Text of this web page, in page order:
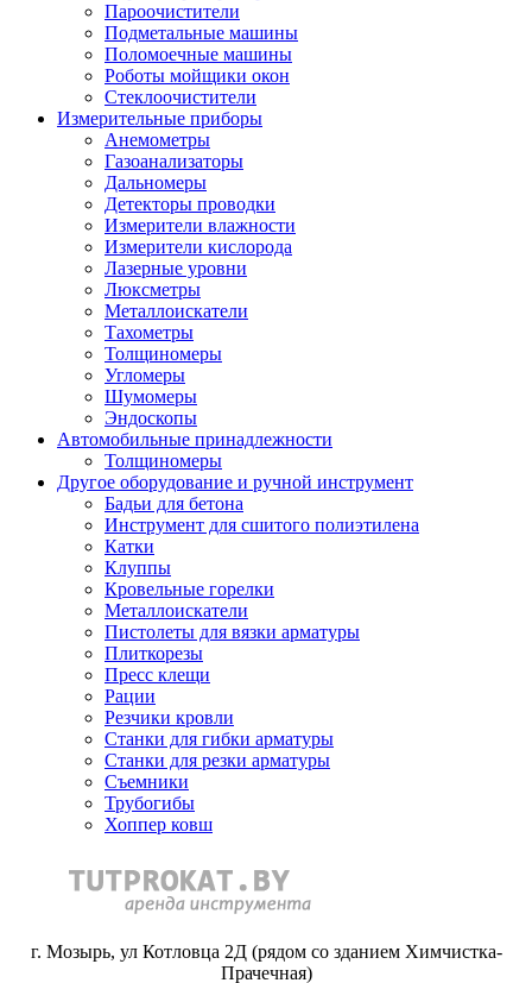
Пароочистители
Подметальные машины
Поломоечные машины
Роботы мойщики окон
Стеклоочистители
Измерительные приборы
Анемометры
Газоанализаторы
Дальномеры
Детекторы проводки
Измерители влажности
Измерители кислорода
Лазерные уровни
Люксметры
Металлоискатели
Тахометры
Толщиномеры
Угломеры
Шумомеры
Эндоскопы
Автомобильные принадлежности
Толщиномеры
Другое оборудование и ручной инструмент
Бадьи для бетона
Инструмент для сшитого полиэтилена
Катки
Клуппы
Кровельные горелки
Металлоискатели
Пистолеты для вязки арматуры
Плиткорезы
Пресс клещи
Рации
Резчики кровли
Станки для гибки арматуры
Станки для резки арматуры
Съемники
Трубогибы
Хоппер ковш
г. Мозырь, ул Котловца 2Д (рядом со зданием Химчистка-
Прачечная)